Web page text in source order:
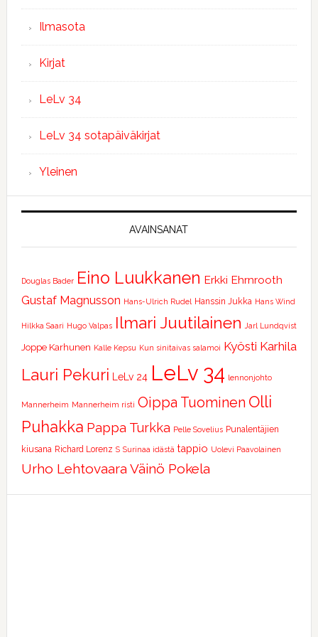
Ilmasota
Kirjat
LeLv 34
LeLv 34 sotapäiväkirjat
Yleinen
AVAINSANAT
Douglas Bader Eino Luukkanen Erkki Ehrnrooth
Gustaf Magnusson Hans-Ulrich Rudel Hanssin Jukka Hans Wind
Hilkka Saari Hugo Valpas Ilmari Juutilainen Jarl Lundqvist
Joppe Karhunen Kalle Kepsu Kun sinitaivas salamoi Kyösti Karhila
Lauri Pekuri LeLv 24 LeLv 34 lennonjohto
Mannerheim Mannerheim risti Oippa Tuominen Olli
Puhakka Pappa Turkka Pelle Sovelius Punalentäjien
kiusana Richard Lorenz S Surinaa idästä tappio Uolevi Paavolainen
Urho Lehtovaara Väinö Pokela